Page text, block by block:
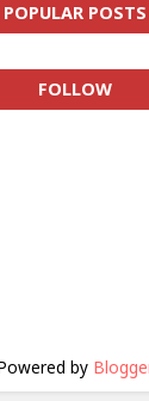
POPULAR POSTS
FOLLOW
by